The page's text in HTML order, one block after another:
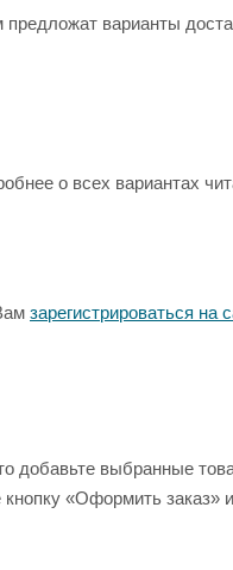
предложат варианты
о всех вариантах
зарегистрироваться на
выбранные
«Оформить заказ»